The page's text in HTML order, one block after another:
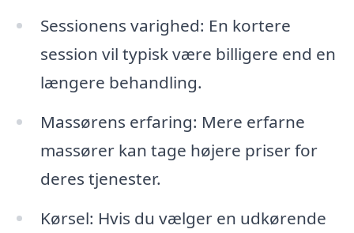
Sessionens varighed: En kortere
session vil typisk være billigere end en
længere behandling.
Massørens erfaring: Mere erfarne
massører kan tage højere priser for
deres tjenester.
Kørsel: Hvis du vælger en udkørende